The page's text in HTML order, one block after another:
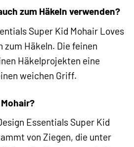
zum Häkeln verwenden?
Super Kid Mohair Loves
zum Häkeln. Die feinen
Häkelprojekten eine
weichen Griff.
Essentials Super Kid
von Ziegen, die unter